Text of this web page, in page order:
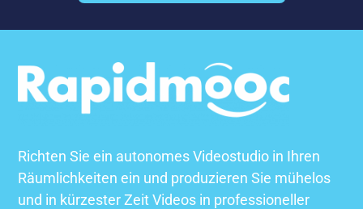
Richten Sie ein autonomes Videostudio in Ihren
Räumlichkeiten ein und produzieren Sie mühelos
und in kürzester Zeit Videos in professioneller